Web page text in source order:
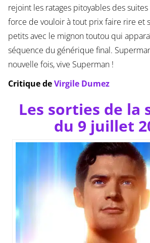
rejoint les ratages pitoyables des
force de vouloir à tout prix faire rire et
petits avec le mignon toutou qui
séquence du générique final.
nouvelle fois, vive Superman !
Critique deVirgile Dumez
Les sorties de la
du 9 juillet